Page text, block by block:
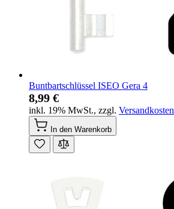
Buntbartschlüssel ISEO Gera 4
8,99 €
inkl. 19% MwSt., zzgl. Versandkosten
In den Warenkorb